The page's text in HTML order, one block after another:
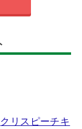
クリスピーチキ